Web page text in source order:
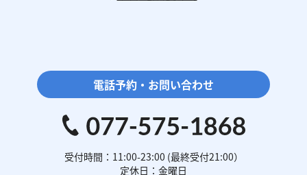
電話予約・お問い合わせ
受付時間：11:00-23:00 (最終受付21:00）
定休日：金曜日